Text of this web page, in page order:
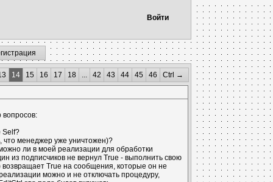
Войти
14 15 16 17 18 ... 42 43 44 45 46 Ctrl →
вопросов:
Self?
что менеджер уже уничтожен)?
ли в моей реализации для обработки
из подписчиков не вернул True - выполнить свою
возвращает True на сообщения, которые он не
можно и не отключать процедуру,